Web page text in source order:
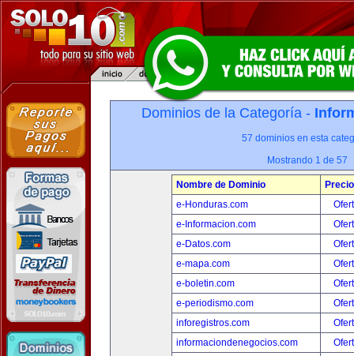
Dominios de la Categoría -
57 dominios en esta
Mostrando 1 de 57
Nombre de Dominio
Precio
e-Honduras.com
e-Informacion.com
e-Datos.com
e-mapa.com
e-boletin.com
e-periodismo.com
inforegistros.com
informaciondenegocios.com